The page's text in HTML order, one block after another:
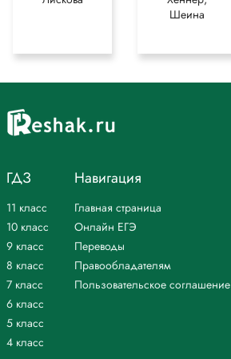
Шеина
ГДЗ
11 класс
10 класс
9 класс
8 класс
7 класс
6 класс
5 класс
4 класс
Навигация
Главная страница
Онлайн ЕГЭ
Переводы
Правообладателям
Пользовательское соглашение